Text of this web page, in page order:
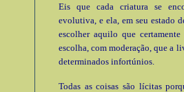
Eis que cada criatura se
evolutiva, e ela, em seu estado
escolher aquilo que
escolha, com moderação, que a
determinados infortúnios.
Todas as coisas são lícitas